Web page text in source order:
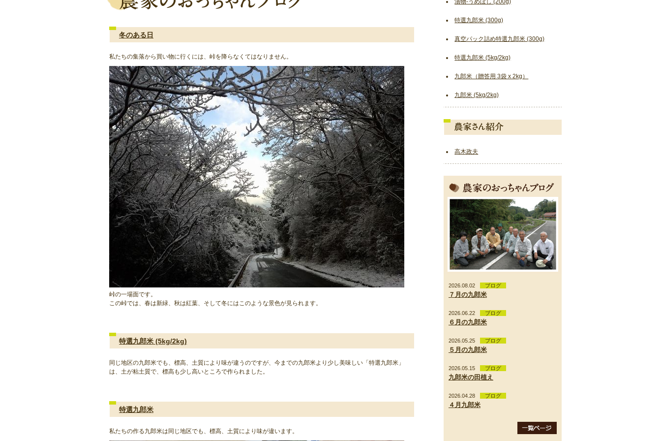
冬のある日
私たちの集落から買い物に行くには、峠を降らなくてはなりません。
峠の一場面です。
この峠では、春は新緑、秋は紅葉、そして冬にはこのような景色が見られます。
特選九郎米 (5kg/2kg)
同じ地区の九郎米でも、標高、土質により味が違うのですが、今までの九郎米より少し美味しい「特選九郎米」
は、土が粘土質で、標高も少し高いところで作られました。
特選九郎米
私たちの作る九郎米は同じ地区でも、標高、土質により味が違います。
漬物-うめぼし (200g)
特選九郎米 (300g)
真空パック詰め特選九郎米 (300g)
特選九郎米 (5kg/2kg)
九郎米（贈答用 3袋 x 2kg）
九郎米 (5kg/2kg)
高木政夫
2026.08.02 ブログ
７月の九郎米
2026.06.22 ブログ
６月の九郎米
2026.05.25 ブログ
５月の九郎米
2026.05.15 ブログ
九郎米の田植え
2026.04.28 ブログ
４月九郎米